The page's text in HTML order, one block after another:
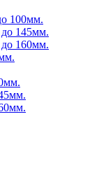
100мм.
145мм.
160мм.